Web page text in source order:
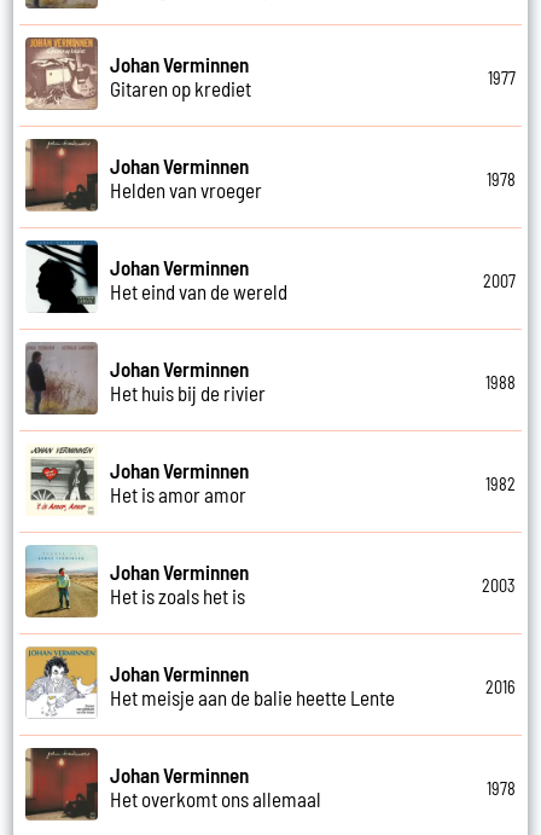
Johan Verminnen
Gitaren op krediet
1977
Johan Verminnen
Helden van vroeger
1978
Johan Verminnen
Het eind van de wereld
2007
Johan Verminnen
Het huis bij de rivier
1988
Johan Verminnen
Het is amor amor
1982
Johan Verminnen
Het is zoals het is
2003
Johan Verminnen
Het meisje aan de balie heette Lente
2016
Johan Verminnen
Het overkomt ons allemaal
1978